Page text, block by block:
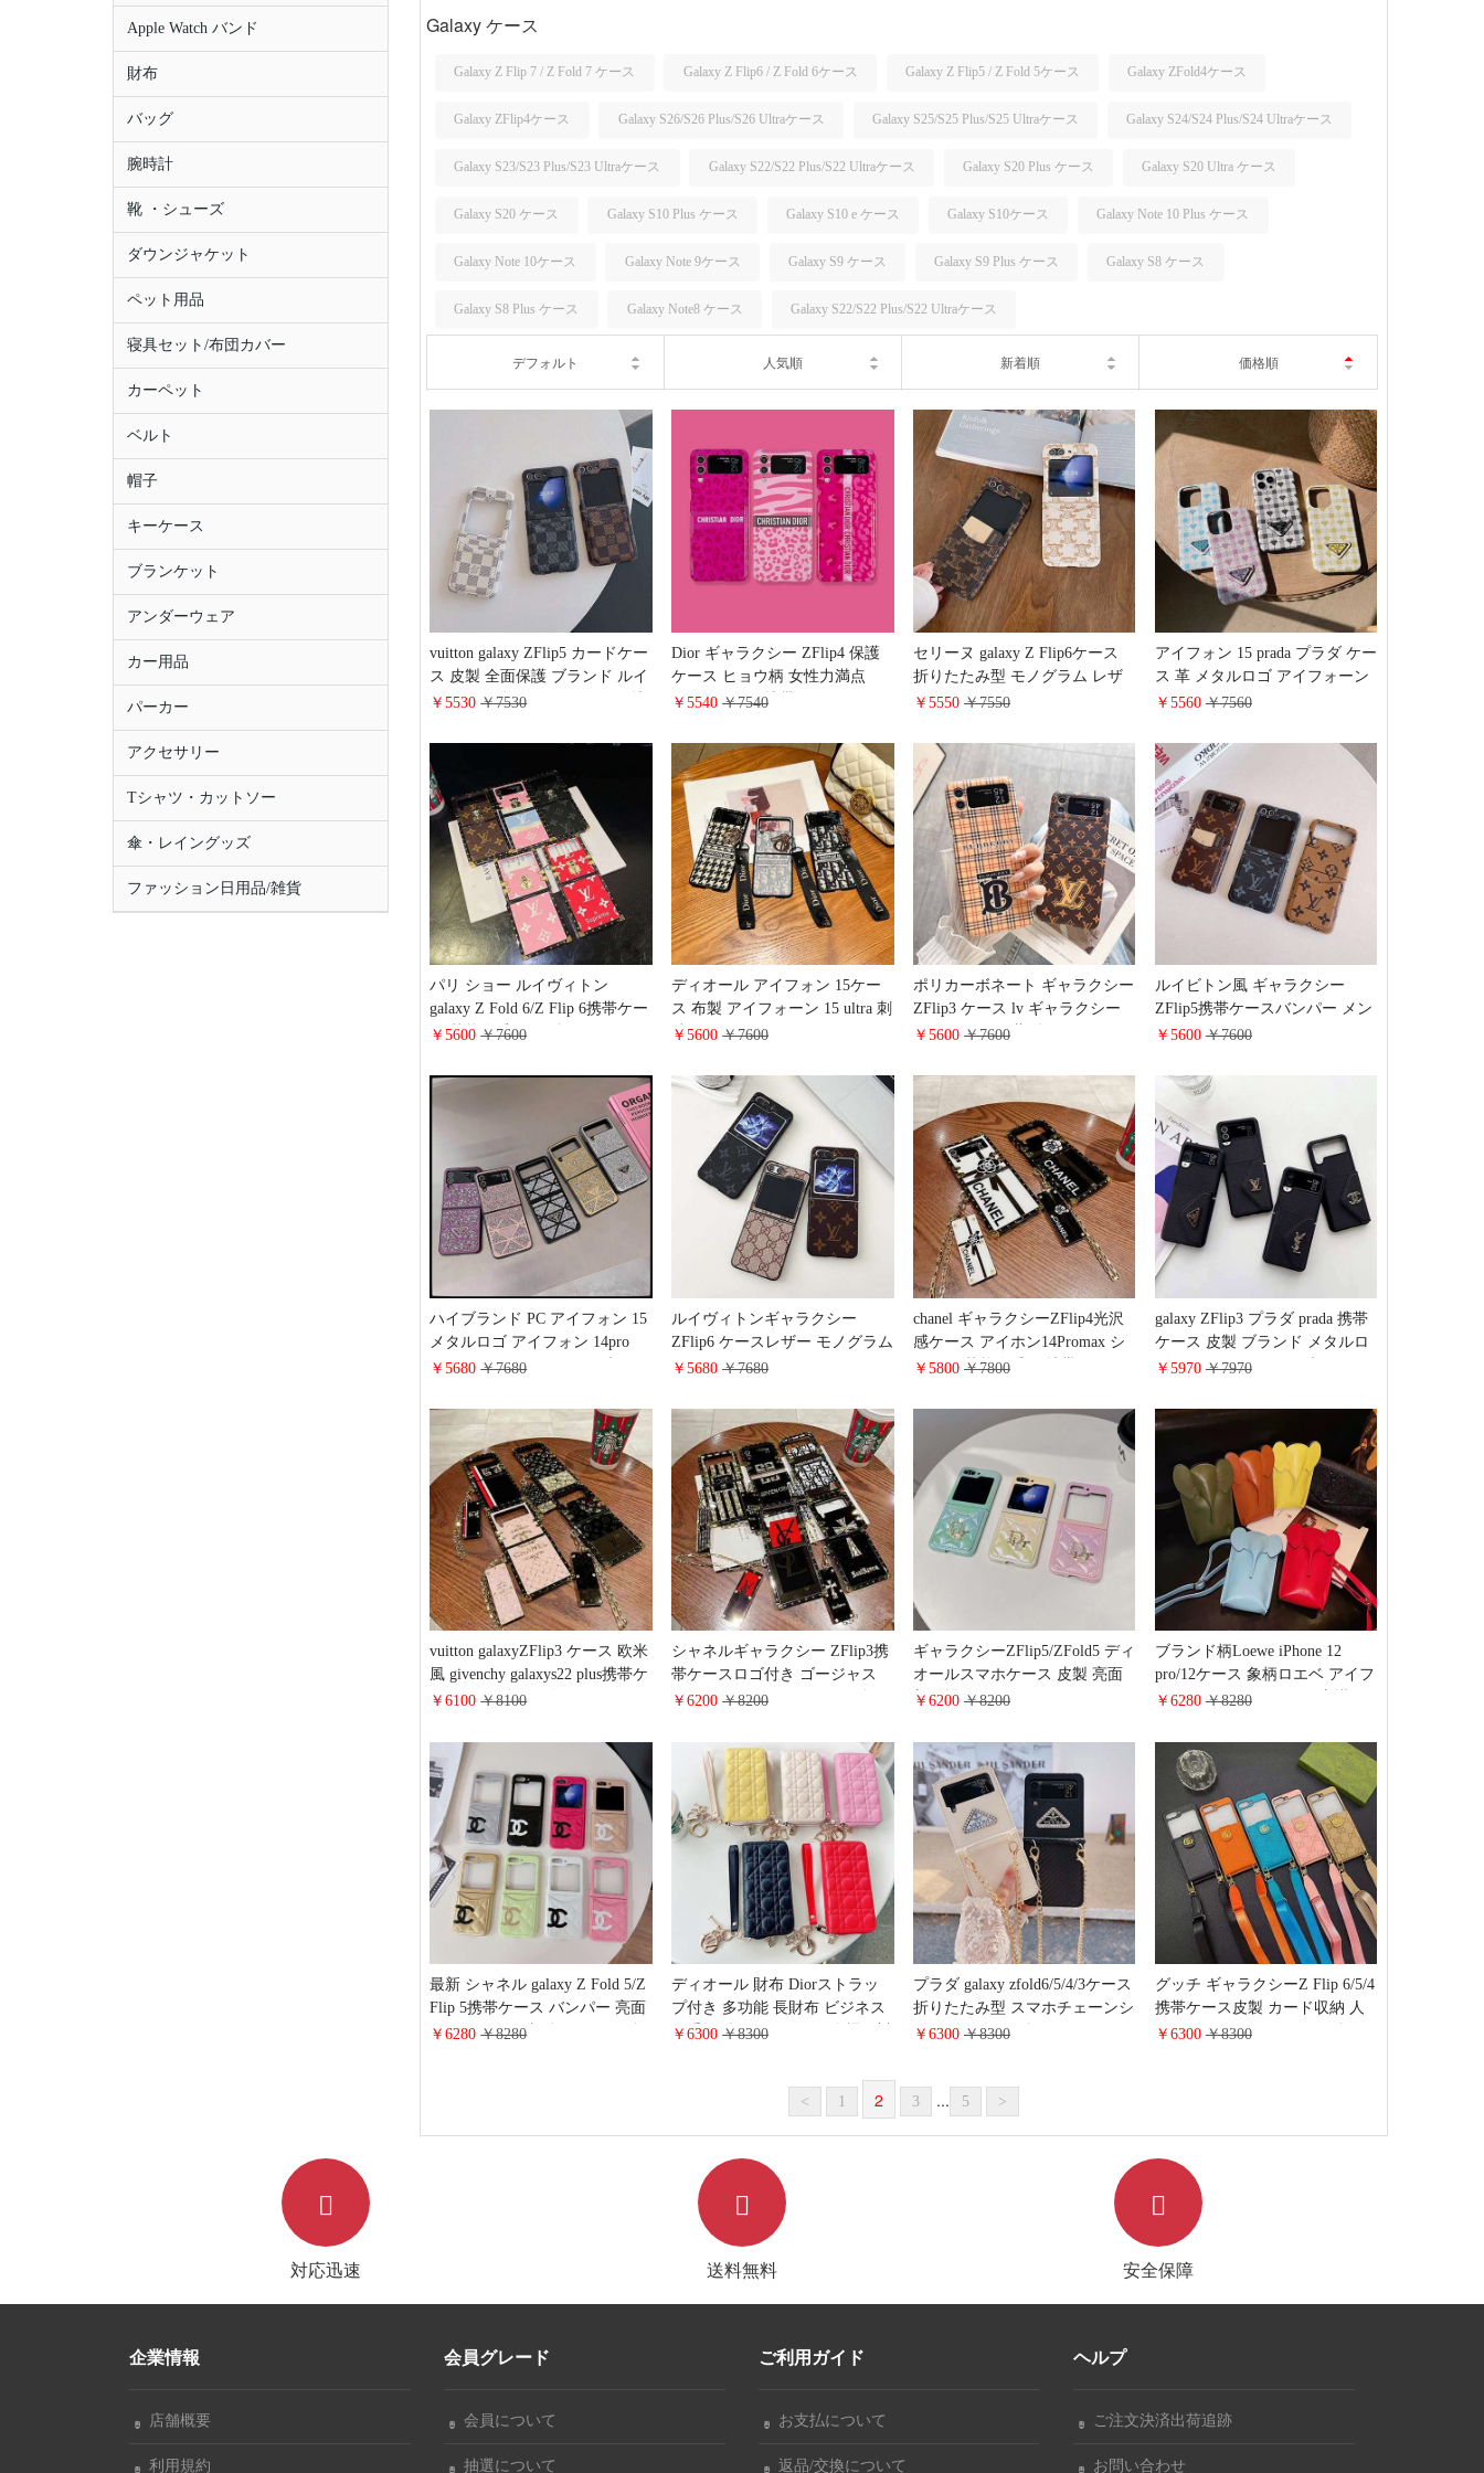
Apple Watch バンド
財布
バッグ
腕時計
靴 ・シューズ
ダウンジャケット
ペット用品
寝具セット/布団カバー
カーペット
ベルト
帽子
キーケース
ブランケット
アンダーウェア
カー用品
パーカー
アクセサリー
Tシャツ・カットソー
傘・レイングッズ
ファッション日用品/雑貨
Galaxy ケース
Galaxy Z Flip 7 / Z Fold 7 ケース Galaxy Z Flip6 / Z Fold 6ケース Galaxy Z Flip5 / Z Fold 5ケース Galaxy ZFold4ケース
Galaxy ZFlip4ケース Galaxy S26/S26 Plus/S26 Ultraケース Galaxy S25/S25 Plus/S25 Ultraケース Galaxy S24/S24 Plus/S24 Ultraケース
Galaxy S23/S23 Plus/S23 Ultraケース Galaxy S22/S22 Plus/S22 Ultraケース Galaxy S20 Plus ケース Galaxy S20 Ultra ケース
Galaxy S20 ケース Galaxy S10 Plus ケース Galaxy S10 e ケース Galaxy S10ケース Galaxy Note 10 Plus ケース
Galaxy Note 10ケース Galaxy Note 9ケース Galaxy S9 ケース Galaxy S9 Plus ケース Galaxy S8 ケース
Galaxy S8 Plus ケース Galaxy Note8 ケース Galaxy S22/S22 Plus/S22 Ultraケース
デフォルト 人気順 新着順 価格順
vuitton galaxy ZFlip5 カードケー
ス 皮製 全面保護 ブランド ルイ
ヴィトンギャラクシーZFold5携
人気 ヴィトンギャラクシー
zflip4/zfold3ケースおそろい ビ
ジネス風 メンズ レデイースオ
シャレ 通販
￥5530￥7530
Dior ギャラクシー ZFlip4 保護
ケース ヒョウ柄 女性力満点
galaxy ZFlip3 携帯ケース ディオ
￥5540￥7540
セリーヌ galaxy Z Flip6ケース
折りたたみ型 モノグラム レザ
ー celine風 ギャラクシー z フリ
収納 耐衝撃
￥5550 ￥7550
アイフォン 15 prada プラダ ケー
ス 革 メタルロゴ アイフォーン
15 pro スマホケース prada風
14 携帯ケース ブランドロゴ ア
イフォーン 14pro max スマホケ
ース prada レデイース 女性 低価
格 新作 高级 おしゃれ 通販 高
校生 有名人 ハート形 日韓風 純
正
￥5560 ￥7560
パリ ショー ルイヴィトン
galaxy Z Fold 6/Z Flip 6携帯ケー
ス 芸能人愛用 tpu 折りたたみケ
s25/s24 ultraケース ゴージャス
iphone17pro/16promaxスマホケ
ース 革製 大人可愛い
￥5600￥7600
ディオール アイフォン 15ケー
ス 布製 アイフォーン 15 ultra 刺
繍 dior風 アイフォーン 15 ultra
ストラップ付き アイホン 13 ケ
ース ディオール dior 女性愛用
新作の 最新型 大人気 安全 おし
ゃれ 海外販売 通販 有名人 シン
プル風 純正
￥5600￥7600
ポリカーボネート ギャラクシー
ZFlip3 ケース lv ギャラクシー
ZFlip4 カバー 薄型 バーバリー
りたたみ burberry風 モノグラム
galaxy ZFold3 スマホケース バ
ーバリー風 ブランドロゴ 新発
売 高品質 人気 可愛い ファッシ
ョン 販売 日韓風 口コミ
￥5600 ￥7600
ルイビトン風 ギャラクシー
ZFlip5携帯ケースバンパー メン
ズ レデイース LV Galaxy
モノグラム流行りvuitton galaxy
ZFlip3 カバー ビジネス風 人気
ファッション
￥5600 ￥7600
ハイブランド PC アイフォン 15
メタルロゴ アイフォン 14pro
max カバー prada風 ハイブラン
ZFlip3 prada プラダ 折りたたみ
ギャラクシー ZFlip4 スマホケー
ス ブランドロゴ 新登場 おすす
め 画面保護 個性 可愛い キラキ
ラ ファッション 高校生 カップ
ル Ins風 日韓風
￥5680￥7680
ルイヴィトンギャラクシー
ZFlip6 ケースレザー モノグラム
galaxy ZFold6 スマホケース ビ
ラクシー ZFlip 5/4/3カバー 大人
おしゃれ
￥5680￥7680
chanel ギャラクシーZFlip4光沢
感ケース アイホン14Promax シ
ャネル 芸能人愛用 携帯ケース
プラス耐衝撃性 ギャラクシー
note20ultraペンダント付き シャ
ネル カバー
￥5800 ￥7800
galaxy ZFlip3 プラダ prada 携帯
ケース 皮製 ブランド メタルロ
ゴ galaxy ZFlip4 ハイブランド
イヴサンローラン ギャラクシー
ZFold4 スマホケース ブランド
ロゴ 新作 高级 丈夫 通販 日韓
風 純正
￥5970 ￥7970
vuitton galaxyZFlip3 ケース 欧米
風 givenchy galaxys22 plus携帯ケ
ース ペンダント付き シャネル
ース 売れ筋
￥6100￥8100
シャネルギャラクシー ZFlip3携
帯ケースロゴ付き ゴージャス
YSL カバー galaxys22 plus ギャ
ース 豪華 全面保護携帯ケース
Galaxynote20 ultraChanel
￥6200￥8200
ギャラクシーZFlip5/ZFold5 ディ
オールスマホケース 皮製 亮面
新登場 dior galaxy ZFlip4 カード
ド柄 dior風 galaxy ZFlip3 折りた
たみケース 少女 オシャレ 安全
送料無料
￥6200 ￥8200
ブランド柄Loewe iPhone 12
pro/12ケース 象柄ロエベ アイフ
ォン 11Pro/11Promax/11 肩掛け
ultra/s21plus/s21 スマホケース
Galaxy note 20/note20 ultra 超ス
タイリッシュ カバー 全機種対
応 女性愛用
￥6280 ￥8280
最新 シャネル galaxy Z Fold 5/Z
Flip 5携帯ケース バンパー 亮面
レザー カード収納 chanel風 ギ
￥6280￥8280
ディオール 財布 Diorストラッ
プ付き 多功能 長財布 ビジネス
風手帳型 エレガント風全機種対
ース レザー製 アイホン12ケー
ス レディース 大容量 ビジネス
￥6300￥8300
プラダ galaxy zfold6/5/4/3ケース
折りたたみ型 スマホチェーンシ
ョルダー 女子 ギャラクシー
ラクシー z フリップ 6ケース レ
￥6300 ￥8300
グッチ ギャラクシーZ Flip 6/5/4
携帯ケース皮製 カード収納 人
気 gucci galaxy Z Fold 6/5/4折り
￥6300 ￥8300
< 1 2 3 ... 5 >
対応迅速 送料無料 安全保障
企業情報
店舗概要
利用規約
会員グレード
会員について
抽選について
ご利用ガイド
お支払について
返品/交換について
ヘルプ
ご注文決済出荷追跡
お問い合わせ